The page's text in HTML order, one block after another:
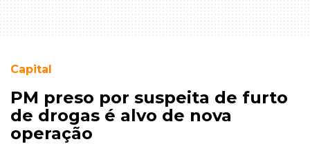
Capital
PM preso por suspeita de furto
de drogas é alvo de nova
operação